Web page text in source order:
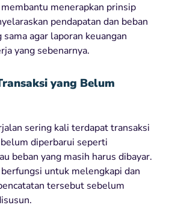
menerapkan prinsip
pendapatan dan beban
agar laporan keuangan
yang sebenarnya.
yang Belum
sering kali terdapat transaksi
diperbarui seperti
beban yang masih harus dibayar.
untuk melengkapi dan
tersebut sebelum